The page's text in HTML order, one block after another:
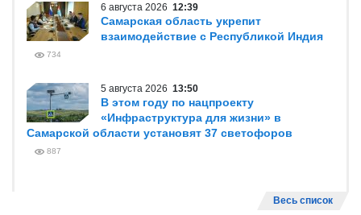
6 августа 2026 12:39
Самарская область укрепит
взаимодействие с Республикой Индия
734
5 августа 2026 13:50
В этом году по нацпроекту
«Инфраструктура для жизни» в
Самарской области установят 37 светофоров
887
Весь список